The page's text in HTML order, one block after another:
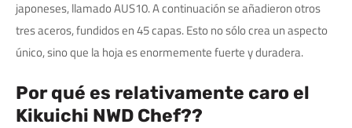
japoneses, llamado AUS10. A continuación se añadieron otros
tres aceros, fundidos en 45 capas. Esto no sólo crea un aspecto
único, sino que la hoja es enormemente fuerte y duradera.
Por qué es relativamente caro el
Kikuichi NWD Chef??